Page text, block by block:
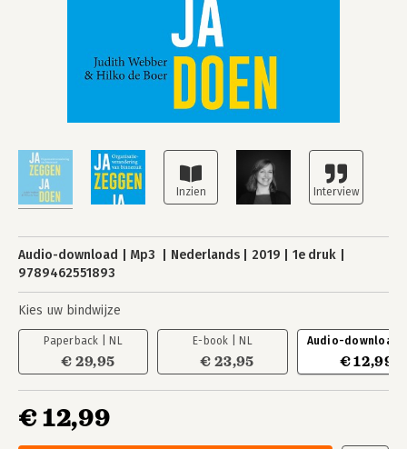
Audio-download Mp3 Nederlands 2019
1e druk
9789462551893
Kies uw bindwijze
Paperback | NL
€ 29,95
E-book | NL
€ 23,95
Audio-download |
€ 12,99
€ 12,99